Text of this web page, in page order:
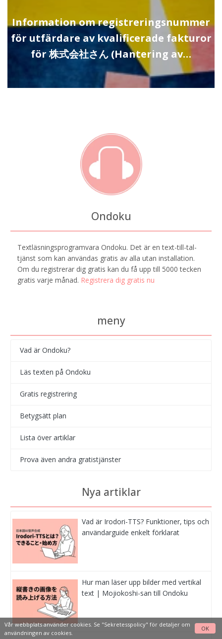
Information om registreringsnummer
för utfärdare av kvalificerade fakturor
för 株式会社さん (Hantering av…
Ondoku
Textläsningsprogramvara Ondoku. Det är en text-till-tal-
tjänst som kan användas gratis av alla utan installation.
Om du registrerar dig gratis kan du få upp till 5000 tecken
gratis varje månad. Registrera dig gratis nu
meny
Vad är Ondoku?
Läs texten på Ondoku
Gratis registrering
Betygsätt plan
Lista över artiklar
Prova även andra gratistjänster
Nya artiklar
Vad är Irodori-TTS? Funktioner, tips och
användarguide enkelt förklarat
Hur man läser upp bilder med vertikal
text | Mojiokoshi-san till Ondoku
Vår webbplats använder cookies. Se "Sekretesspolicy" för detaljer om
användningen av cookies.
OK